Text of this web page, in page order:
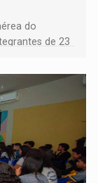
do
de 23